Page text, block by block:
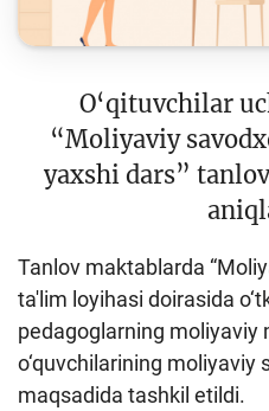
O‘quv materiallari
Interaktiv
Fotogalereya
Loyiha haqida
Kengaytirilgan
Sayt xaritasi
O‘qituvchilar
“Moliyaviy
yaxshi dars”
Tanlov maktablarda
ta'lim loyihasi doirasida
pedagoglarning
o‘quvchilarining moliyaviy
maqsadida tashkil etildi.